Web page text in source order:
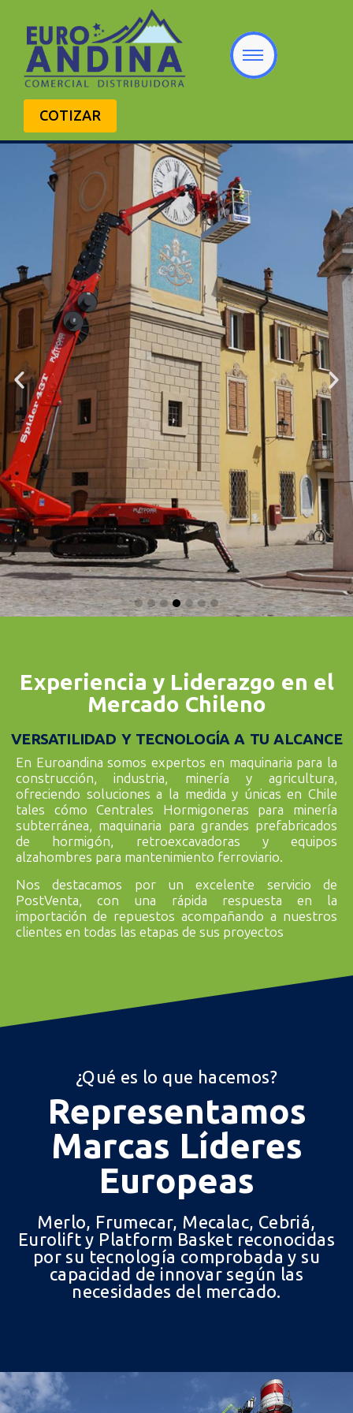
COTIZAR
Experiencia y Liderazgo en el
Mercado Chileno
VERSATILIDAD Y TECNOLOGÍA A TU ALCANCE
En Euroandina somos expertos en maquinaria para la
construcción, industria, minería y agricultura,
ofreciendo soluciones a la medida y únicas en Chile
tales cómo Centrales Hormigoneras para minería
subterránea, maquinaria para grandes prefabricados
de hormigón, retroexcavadoras y equipos
alzahombres para mantenimiento ferroviario.
Nos destacamos por un excelente servicio de
PostVenta, con una rápida respuesta en la
importación de repuestos acompañando a nuestros
clientes en todas las etapas de sus proyectos
¿Qué es lo que hacemos?
Representamos
Marcas Líderes
Europeas
Merlo, Frumecar, Mecalac, Cebriá,
Eurolift y Platform Basket reconocidas
por su tecnología comprobada y su
capacidad de innovar según las
necesidades del mercado.